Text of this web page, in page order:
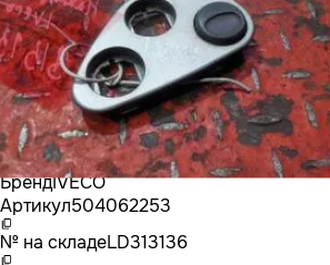
БрендIVECO
Артикул504062253
№ на складеLD313136